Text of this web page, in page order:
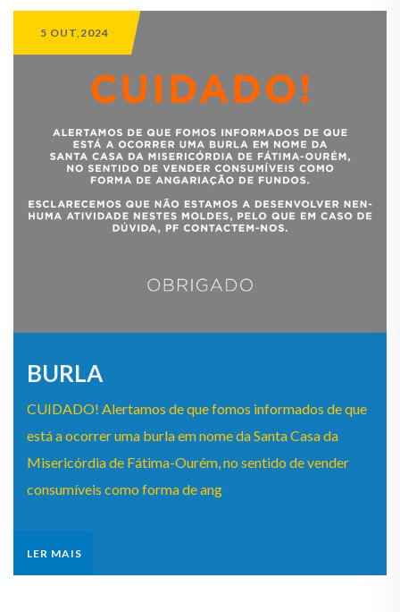
5 OUT,2024
BURLA
CUIDADO! Alertamos de que fomos informados de que
está a ocorrer uma burla em nome da Santa Casa da
Misericórdia de Fátima-Ourém, no sentido de vender
consumíveis como forma de ang
LER MAIS